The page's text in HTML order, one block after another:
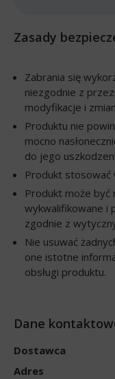
Zasady
Zabrania się
niezgodnie z
modyfikacje i
Produktu nie
mocno
do jego
Produkt stosować
Produkt może być
wykwalifikowane i
zgodnie z
Nie usuwać
one istotne
obsługi produktu.
Dane
Dostawca
Adres